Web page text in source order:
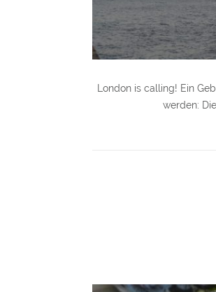
London is calling! Ein
werden: